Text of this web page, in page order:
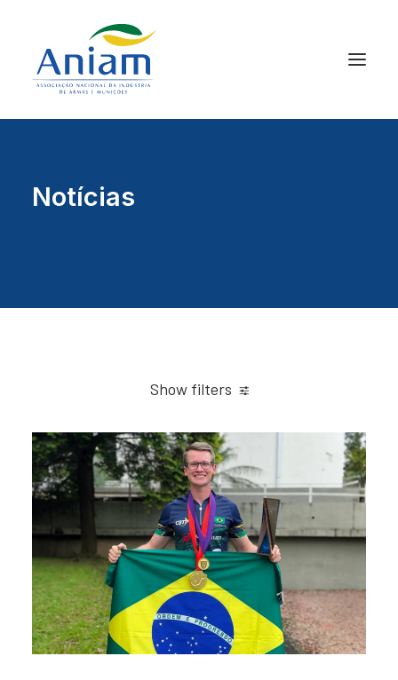
Notícias
Show filters